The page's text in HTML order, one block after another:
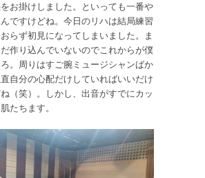
お掛けしました。といっても一番や
ですけどね。今日のリハは結局練習
らず初見になってしまいました。ま
作り込んでいないのでこれからが僕
。周りはすご腕ミュージシャンばか
自分の心配だけしていればいいだけ
（笑）。しかし、出音がすでにカッ
たちます。